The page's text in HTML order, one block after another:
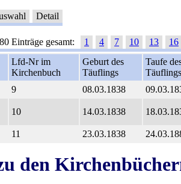
Detail
Einträge gesamt: 1 4 7 10 13
16
Lfd-Nr im
Kirchenbuch
Geburt des
Täuflings
Taufe
Täuflings
9 08.03.1838
10 14.03.1838
11 23.03.1838
den